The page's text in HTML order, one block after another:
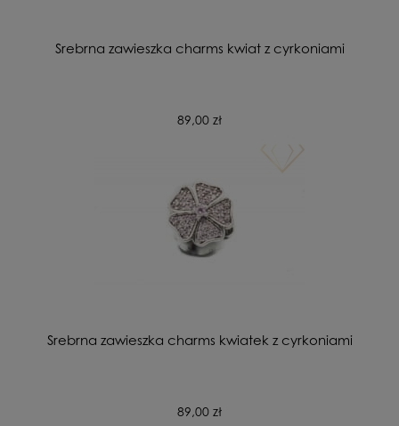
Srebrna zawieszka charms kwiat z cyrkoniami
89,00 zł
Srebrna zawieszka charms kwiatek z cyrkoniami
89,00 zł